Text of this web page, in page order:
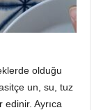
olduğu
un, su, tuz
Ayrıca